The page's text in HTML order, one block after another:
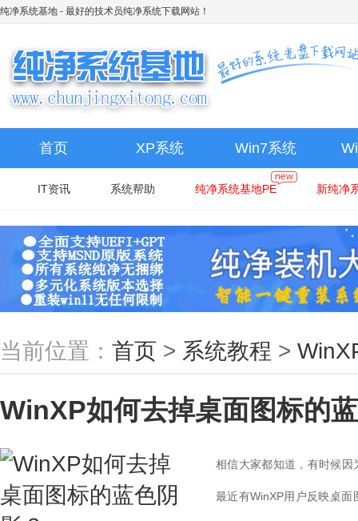
纯净系统基地 - 最好的技术员纯净系统下载网站！
首页 XP系统 Win7系统
IT资讯 系统帮助 纯净系统基地PE 新纯净
当前位置： 首页 > 系统教程 >
WinXP如何去掉桌面图标的
相信大家都知道，有时候
最近有WinXP用户反映桌